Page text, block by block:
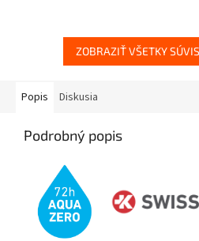
ZOBRAZIŤ VŠETKY
Popis Diskusia
Podrobný popis